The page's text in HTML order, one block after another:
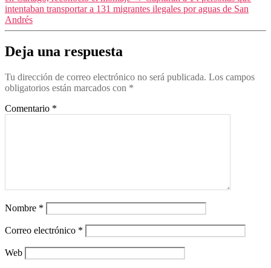
intentaban transportar a 131 migrantes ilegales por aguas de San
Andrés
Deja una respuesta
Tu dirección de correo electrónico no será publicada. Los campos
obligatorios están marcados con *
Comentario *
Nombre *
Correo electrónico *
Web